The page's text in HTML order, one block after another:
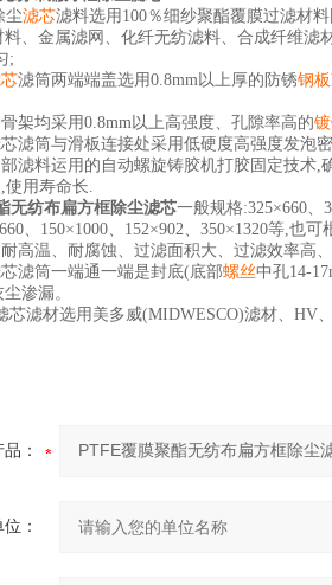
尘滤芯滤料选用 100％细纱聚酯覆膜过滤材
、金属滤网、化纤无纺滤料、合成纤维滤
;
滤筒两端端盖选用0.8mm以上厚的防锈钢板
架均采用0.8mm以上高强度、孔隙率高的
滤筒与滑板连接处采用低硬度高强度发泡
滤料运用的自动螺旋铸胶机打胶固定技术,
,使用寿命长.
无纺布扁方框除尘滤芯一般规格:325×660、
、 150×1000、 152×902、 350×1320等,也可
高温、耐腐蚀、过滤面积大、过滤效率高
滤筒一端通一端是封底(底部螺丝中孔14-
渗漏。
芯滤材选用美多威(MIDWESCO)滤材、 HV
品：
：